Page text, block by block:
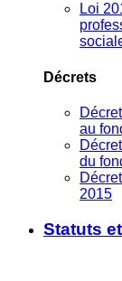
Loi
Décrets
au
du
2015
Statuts